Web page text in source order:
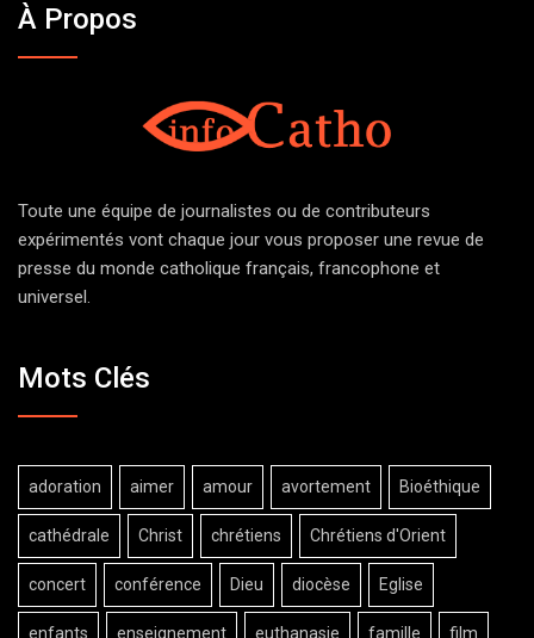
À Propos
Toute une équipe de journalistes ou de contributeurs
expérimentés vont chaque jour vous proposer une revue de
presse du monde catholique français, francophone et
universel.
Mots Clés
adoration aimer amour avortement Bioéthique
cathédrale Christ chrétiens Chrétiens d'Orient
concert conférence Dieu diocèse Eglise
enfants enseignement euthanasie famille film